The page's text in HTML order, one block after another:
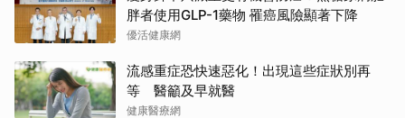
胖者使用GLP-1藥物 罹癌風險顯著下降
優活健康網
流感重症恐快速惡化！出現這些症狀別再
等 醫籲及早就醫
健康醫療網